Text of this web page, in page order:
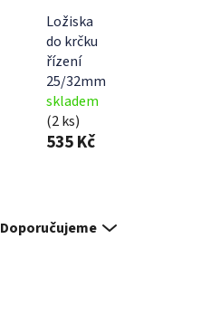
Ložiska
do krčku
řízení
25/32mm
skladem
(2 ks)
535 Kč
Doporučujeme